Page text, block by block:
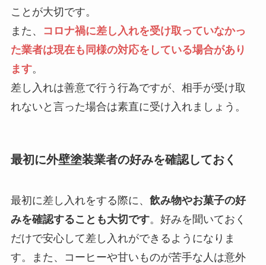
ことが大切です。
また、
コロナ禍に差し入れを受け取っていなかっ
た業者は現在も同様の対応をしている場合があり
ます。
差し入れは善意で行う行為ですが、相手が受け取
れないと言った場合は素直に受け入れましょう。
最初に外壁塗装業者の好みを確認しておく
最初に差し入れをする際に、 飲み物やお菓子の好
みを確認することも大切です。好みを聞いておく
だけで安心して差し入れができるようになりま
す。また、コーヒーや甘いものが苦手な人は意外